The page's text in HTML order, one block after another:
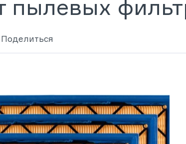
пылевых
Поделиться